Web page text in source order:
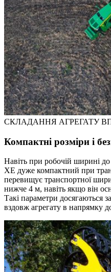
СКЛАДАННЯ АГРЕГАТУ
Компактні розміри і
Навіть при робочій ширині
XE дуже компактний при
перевищує транспортної
нижче 4 м, навіть якщо він
Такі параметри досягаються
вздовж агрегату в напрямку